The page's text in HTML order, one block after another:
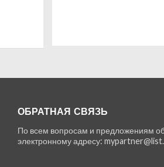
ОБРАТНАЯ СВЯЗЬ
По всем вопросам и предложениям
электронному адресу: